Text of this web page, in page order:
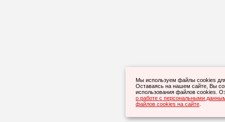
Мы используем файлы cookies
Оставаясь на нашем сайте, Вы
использования файлов cookies.
о работе с персональными
файлов cookies на сайте